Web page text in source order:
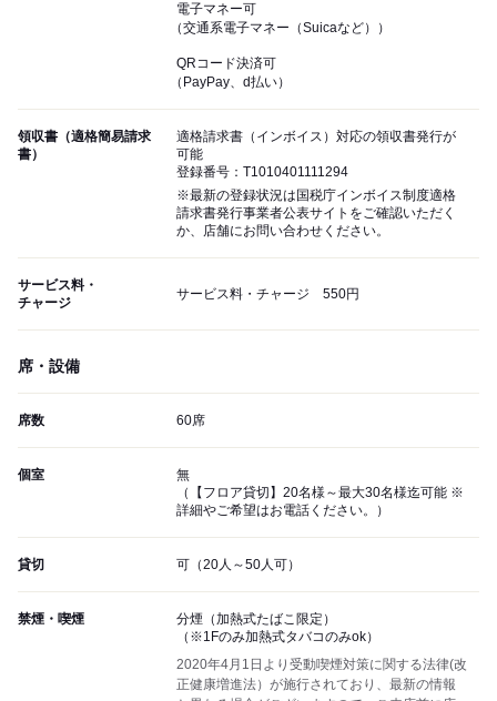
電子マネー可
（交通系電子マネー（Suicaなど））
QRコード決済可
（PayPay、d払い）
領収書（適格簡易請求
書）
適格請求書（インボイス）対応の領収書発行が
可能
登録番号：T1010401111294
※最新の登録状況は国税庁インボイス制度適格
請求書発行事業者公表サイトをご確認いただく
か、店舗にお問い合わせください。
サービス料・
チャージ
サービス料・チャージ 550円
席・設備
席数 60席
個室
無
（【フロア貸切】20名様～最大30名様迄可能 ※
詳細やご希望はお電話ください。）
貸切 可（20人～50人可）
禁煙・喫煙
分煙（加熱式たばこ限定）
（※1Fのみ加熱式タバコのみok）
2020年4月1日より受動喫煙対策に関する法律(改
正健康増進法）が施行されており、最新の情報